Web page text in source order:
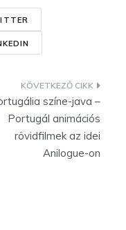
színe-java –
Portugál animációs
rövidfilmek az idei
Anilogue-on